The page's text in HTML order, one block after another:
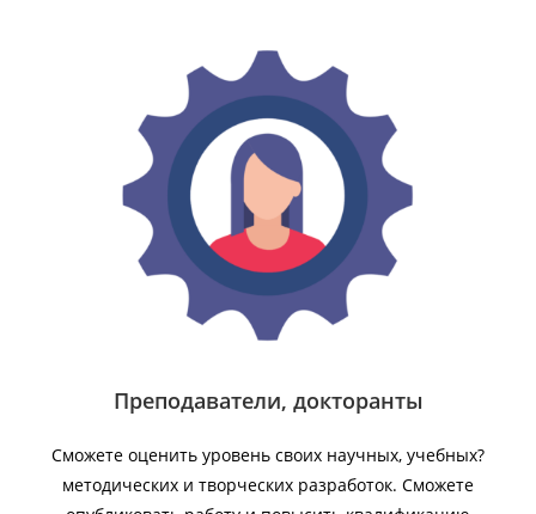
Преподаватели, докторанты
Сможете оценить уровень своих научных, учебных?
методических и творческих разработок. Сможете